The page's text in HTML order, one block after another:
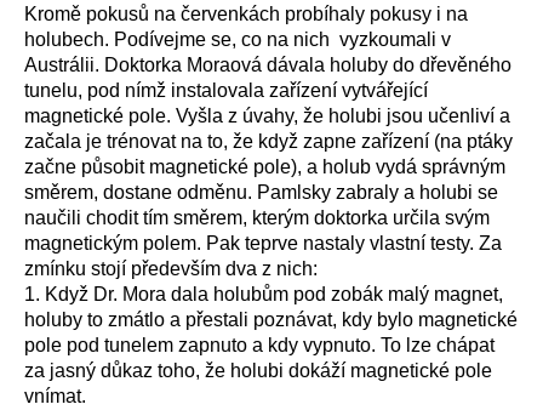
Kromě pokusů na červenkách probíhaly pokusy i na
holubech. Podívejme se, co na nich vyzkoumali v
Austrálii. Doktorka Moraová dávala holuby do dřevěného
tunelu, pod nímž instalovala zařízení vytvářející
magnetické pole. Vyšla z úvahy, že holubi jsou učenliví a
začala je trénovat na to, že když zapne zařízení (na ptáky
začne působit magnetické pole), a holub vydá správným
směrem, dostane odměnu. Pamlsky zabraly a holubi se
naučili chodit tím směrem, kterým doktorka určila svým
magnetickým polem. Pak teprve nastaly vlastní testy. Za
zmínku stojí především dva z nich:
1. Když Dr. Mora dala holubům pod zobák malý magnet,
holuby to zmátlo a přestali poznávat, kdy bylo magnetické
pole pod tunelem zapnuto a kdy vypnuto. To lze chápat
za jasný důkaz toho, že holubi dokáží magnetické pole
vnímat.